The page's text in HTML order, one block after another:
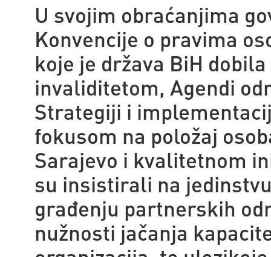
U svojim obraćanjima
Konvencije o pravima
koje je država BiH
invaliditetom, Agendi
Strategiji i
fokusom na položaj
Sarajevo i kvalitetnom
su insistirali na
građenju partnerskih
nužnosti jačanja